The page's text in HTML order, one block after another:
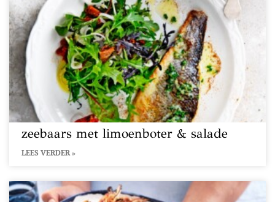
zeebaars met limoenboter & salade
LEES VERDER »